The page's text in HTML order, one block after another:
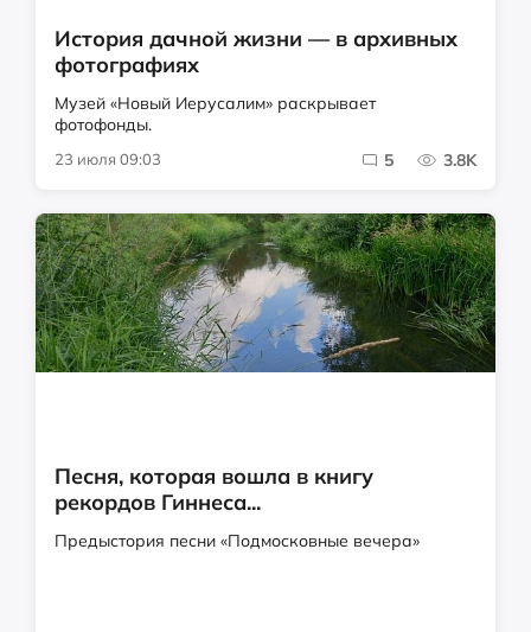
История дачной жизни — в архивных
фотографиях
Музей «Новый Иерусалим» раскрывает
фотофонды.
23 июля 09:03 5 3.8K
Песня, которая вошла в книгу
рекордов Гиннеса...
Предыстория песни «Подмосковные вечера»